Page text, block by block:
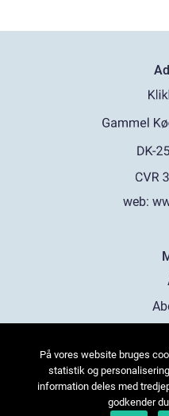
web:
På vores website bruges
statistik og
information deles med
godkender